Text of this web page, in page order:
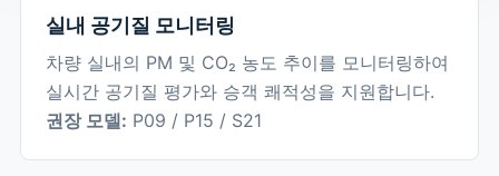
실내 공기질 모니터링
차량 실내의 PM 및 CO₂ 농도 추이를 모니터링하여
실시간 공기질 평가와 승객 쾌적성을 지원합니다.
권장 모델: P09 / P15 / S21